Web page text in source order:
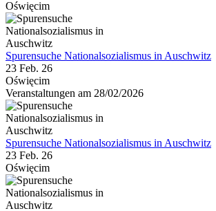
Oświęcim
Spurensuche Nationalsozialismus in Auschwitz
23 Feb. 26
Oświęcim
Veranstaltungen am 28/02/2026
Spurensuche Nationalsozialismus in Auschwitz
23 Feb. 26
Oświęcim